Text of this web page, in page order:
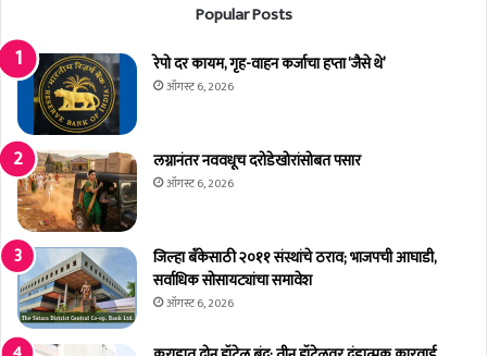
र
पी
आ
आ
ठ
व
ले
ग
टा
क
डू
न
जा
र
क्क
म
दा
गि
ने
प
ळ
वि
ल्या
ची
त
क्रा
Popular Posts
रेपो दर कायम, गृह-वाहन कर्जाचा हप्ता ‘जैसे थे’
ऑगस्ट 6, 2026
लग्नानंतर नववधूच दरोडेखोरांसोबत पसार
ऑगस्ट 6, 2026
जिल्हा बँकेसाठी २०११ संस्थांचे ठराव; भाजपची आघाडी,
सर्वाधिक सोसायट्यांचा समावेश
ऑगस्ट 6, 2026